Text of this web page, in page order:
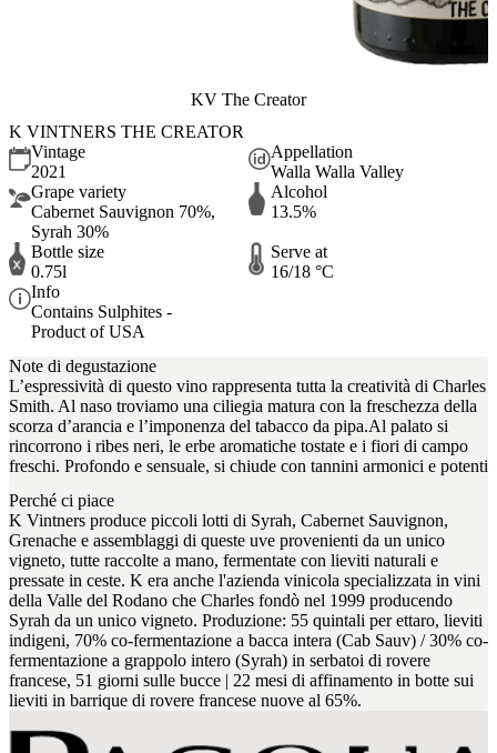
KV The Creator
K VINTNERS THE CREATOR
Vintage
2021
Appellation
Walla Walla Valley
Grape variety
Cabernet Sauvignon 70%,
Syrah 30%
Alcohol
13.5%
Bottle size
0.75l
Serve at
16/18 °C
Info
Contains Sulphites -
Product of USA
Note di degustazione
L’espressività di questo vino rappresenta tutta la creatività di Charles
Smith. Al naso troviamo una ciliegia matura con la freschezza della
scorza d’arancia e l’imponenza del tabacco da pipa.Al palato si
rincorrono i ribes neri, le erbe aromatiche tostate e i fiori di campo
freschi. Profondo e sensuale, si chiude con tannini armonici e potenti
Perché ci piace
K Vintners produce piccoli lotti di Syrah, Cabernet Sauvignon,
Grenache e assemblaggi di queste uve provenienti da un unico
vigneto, tutte raccolte a mano, fermentate con lieviti naturali e
pressate in ceste. K era anche l'azienda vinicola specializzata in vini
della Valle del Rodano che Charles fondò nel 1999 producendo
Syrah da un unico vigneto. Produzione: 55 quintali per ettaro, lieviti
indigeni, 70% co-fermentazione a bacca intera (Cab Sauv) / 30% co-
fermentazione a grappolo intero (Syrah) in serbatoi di rovere
francese, 51 giorni sulle bucce | 22 mesi di affinamento in botte sui
lieviti in barrique di rovere francese nuove al 65%.